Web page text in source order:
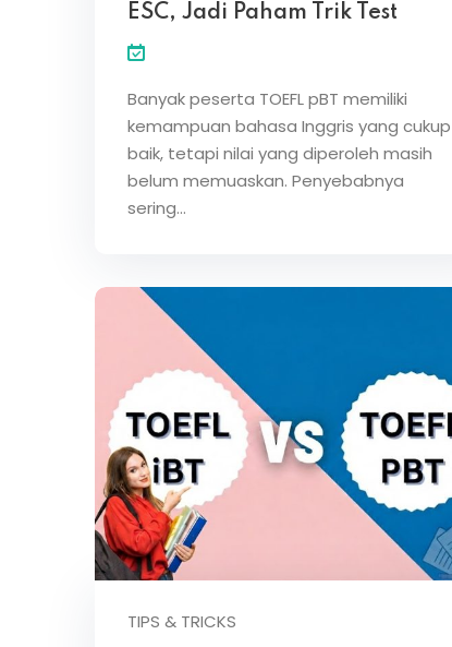
ESC, Jadi Paham Trik Test
Banyak peserta TOEFL pBT memiliki
kemampuan bahasa Inggris yang cukup
baik, tetapi nilai yang diperoleh masih
belum memuaskan. Penyebabnya
sering…
TIPS & TRICKS